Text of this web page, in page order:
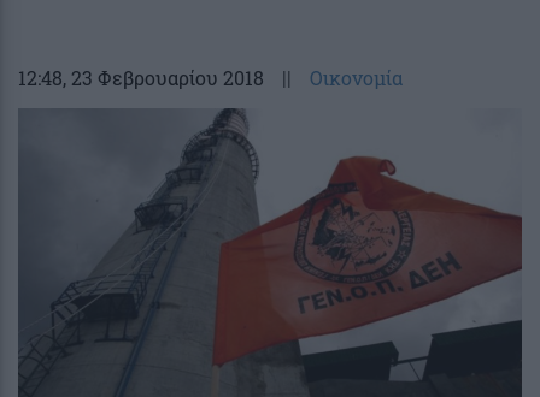
12:48, 23 Φεβρουαρίου 2018 || Οικονομία